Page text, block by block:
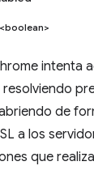
<boolean>
intenta
de
a los
que